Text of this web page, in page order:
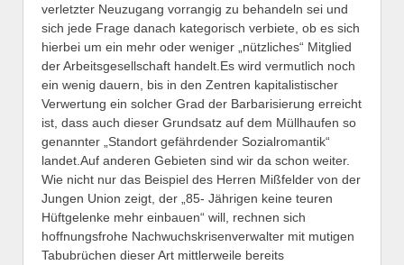
verletzter Neuzugang vorrangig zu behandeln sei und
sich jede Frage danach kategorisch verbiete, ob es sich
hierbei um ein mehr oder weniger „nützliches“ Mitglied
der Arbeitsgesellschaft handelt.Es wird vermutlich noch
ein wenig dauern, bis in den Zentren kapitalistischer
Verwertung ein solcher Grad der Barbarisierung erreicht
ist, dass auch dieser Grundsatz auf dem Müllhaufen so
genannter „Standort gefährdender Sozialromantik“
landet.Auf anderen Gebieten sind wir da schon weiter.
Wie nicht nur das Beispiel des Herren Mißfelder von der
Jungen Union zeigt, der „85- Jährigen keine teuren
Hüftgelenke mehr einbauen“ will, rechnen sich
hoffnungsfrohe Nachwuchskrisenverwalter mit mutigen
Tabubrüchen dieser Art mittlerweile bereits